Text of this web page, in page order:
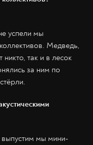
успели мы
Медведь,
никто, так и в лесок
за ним по
мы мини-